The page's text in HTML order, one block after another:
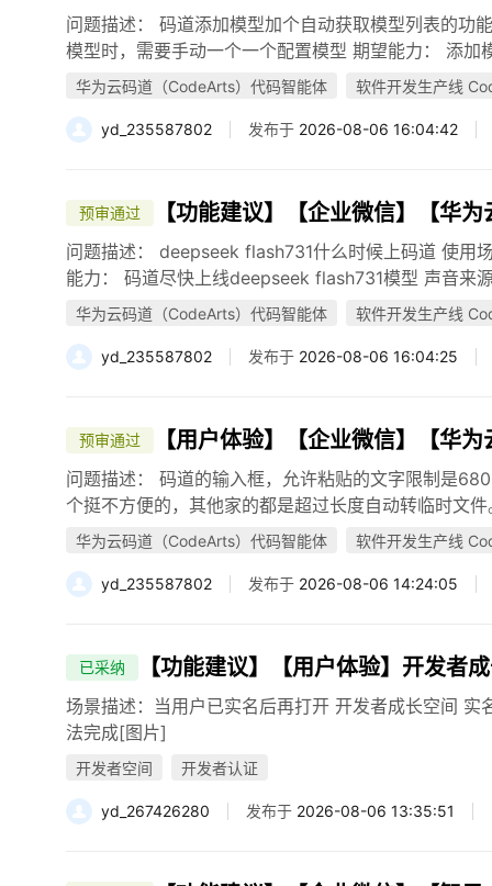
问题描述： 码道添加模型加个自动获取模型列表的功
模型时，需要手动一个一个配置模型 期望能力： 添
华为云码道（CodeArts）代码智能体 软件开发生产线
yd_235587802 发布于 2026-08-06 16:04:42
预审通过 【功能建议】【企业微信】【华
问题描述： deepseek flash731什么时候上码道 使用
能力： 码道尽快上线deepseek flash731模型 声音来
华为云码道（CodeArts）代码智能体 软件开发生产线
yd_235587802 发布于 2026-08-06 16:04:25
预审通过 【用户体验】【企业微信】【华
问题描述： 码道的输入框，允许粘贴的文字限制是
个挺不方便的，其他家的都是超过长度自动转临时文
华为云码道（CodeArts）代码智能体 软件开发生产线
yd_235587802 发布于 2026-08-06 14:24:05
已采纳 【功能建议】【用户体验】开发者
场景描述：当用户已实名后再打开 开发者成长空间
法完成[图片]
开发者空间 开发者认证
yd_267426280 发布于 2026-08-06 13:35:51